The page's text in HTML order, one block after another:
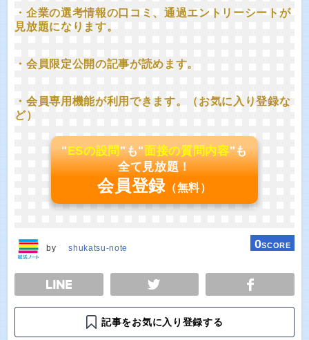
・企業の選考情報の口コミ、通過エントリーシートが
見放題になります。
・会員限定公開の記事が読めます。
・会員専用機能が利用できます。（お気に入り登録な
ど）
"ESの設問"も"面接の質問内容"も
全て見放題！
会員登録 （無料）
by shukatsu-note 0SCORE
TWEET
記事をお気に入り登録する